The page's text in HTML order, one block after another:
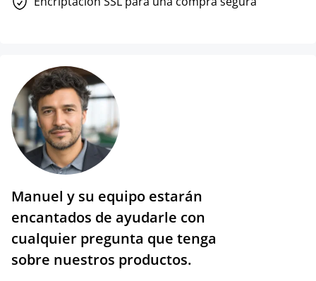
Manuel y su equipo estarán
encantados de ayudarle con
cualquier pregunta que tenga
sobre nuestros productos.